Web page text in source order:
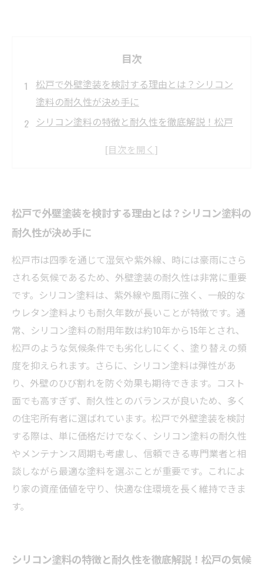
目次
松戸で外壁塗装を検討する理由とは？シリコン
塗料の耐久性が決め手に
シリコン塗料の特徴と耐久性を徹底解説！松戸
なぜ松戸でシリコン塗料が人気？耐久性とコス
は？長持ちのポイントを紹介
耐久性の高いシリコン塗料で松戸の家を守ろ
う！適切な選び方とメンテナンス法
シリコン塗料の選び方ガイド：松戸で快適な住
環境を維持するために
松戸市の外壁塗装に最適なシリコン塗料とは？
耐久性と効果を徹底比較
松戸で外壁塗装を検討する理由とは？シリコン塗料の
耐久性が決め手に
松戸市は四季を通じて湿気や紫外線、時には豪雨にさら
される気候であるため、外壁塗装の耐久性は非常に重要
です。シリコン塗料は、紫外線や風雨に強く、一般的な
ウレタン塗料よりも耐久年数が長いことが特徴です。通
常、シリコン塗料の耐用年数は約10年から15年とされ、
松戸のような気候条件でも劣化しにくく、塗り替えの頻
度を抑えられます。さらに、シリコン塗料は弾性があ
り、外壁のひび割れを防ぐ効果も期待できます。コスト
面でも高すぎず、耐久性とのバランスが良いため、多く
の住宅所有者に選ばれています。松戸で外壁塗装を検討
する際は、単に価格だけでなく、シリコン塗料の耐久性
やメンテナンス周期も考慮し、信頼できる専門業者と相
談しながら最適な塗料を選ぶことが重要です。これによ
り家の資産価値を守り、快適な住環境を長く維持できま
す。
シリコン塗料の特徴と耐久性を徹底解説！松戸の気候